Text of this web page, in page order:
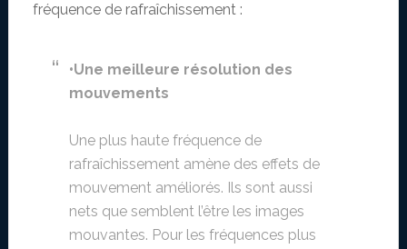
fréquence de rafraîchissement :
•Une meilleure résolution des
mouvements
Une plus haute fréquence de
rafraîchissement amène des effets de
mouvement améliorés. Ils sont aussi
nets que semblent l’être les images
mouvantes. Pour les fréquences plus